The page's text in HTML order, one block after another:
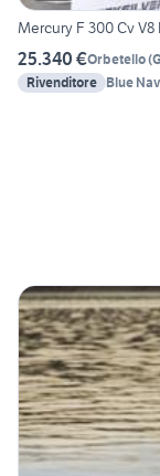
Mercury F 300 Cv
25.340 €Orbetello(
Rivenditore Blue